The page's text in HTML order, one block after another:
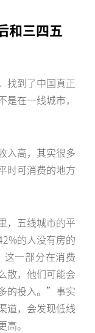
和三四五
找到了中国真正
在一线城市，
入高，其实很多
时可消费的地方
，五线城市的平
的人没有房的
这一部分在消费
散，他们可能会
的投入。”事实
道，会发现低线
。